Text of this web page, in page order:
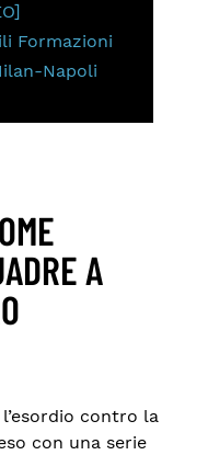
Formazioni
Napoli
A
contro la
con una serie